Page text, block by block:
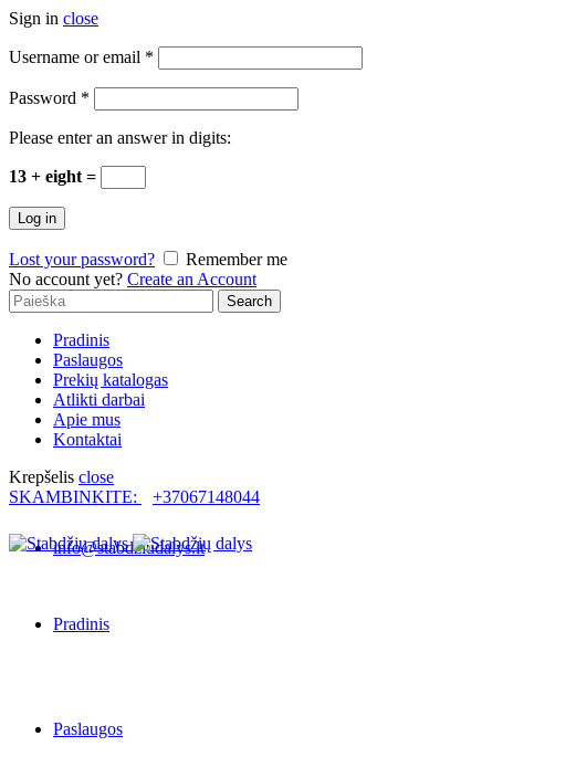
Sign in close
Username or email *
Password *
Please enter an answer in digits:
13 + eight =
Log in
Lost your password?
Remember me
No account yet? Create an Account
Search
for:
Search
Pradinis
Paslaugos
Prekių katalogas
Atlikti darbai
Apie mus
Kontaktai
Krepšelis close
SKAMBINKITE:
+37067148044
info@stabdziudalys.lt
Pradinis
Paslaugos